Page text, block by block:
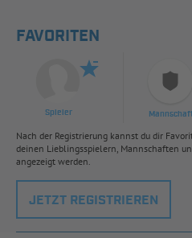
FAVORITEN
Spieler
Nach der Registrierung kannst du dir
deinen Lieblingsspielern, Mannschaften
angezeigt werden.
JETZT REGISTRIEREN